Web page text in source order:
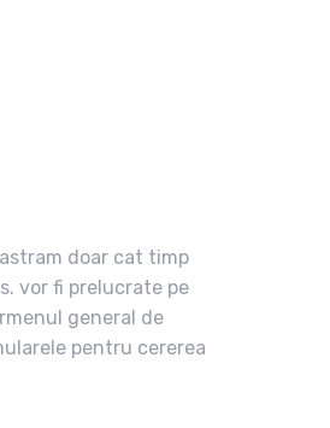
doar cat timp
vor fi prelucrate pe
general de
pentru cererea